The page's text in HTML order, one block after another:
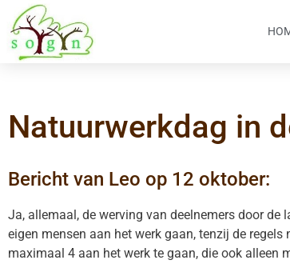
Natuurwerkdag in
Bericht van Leo op 12 oktober:
Ja, allemaal, de werving van deelnemers door
eigen mensen aan het werk gaan, tenzij de
maximaal 4 aan het werk te gaan, die ook alleen